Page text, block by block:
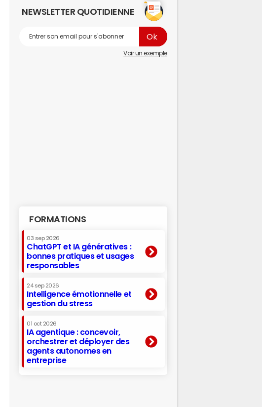
NEWSLETTER QUOTIDIENNE
Voir un exemple
FORMATIONS
03 sep 2026
ChatGPT et IA génératives :
bonnes pratiques et usages
responsables
24 sep 2026
Intelligence émotionnelle et
gestion du stress
01 oct 2026
IA agentique : concevoir,
orchestrer et déployer des
agents autonomes en
entreprise